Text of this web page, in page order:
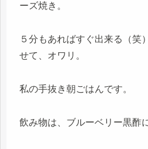
ーズ焼き。
５分もあればすぐ出来る（笑
せて、オワリ。
私の手抜き朝ごはんです。
飲み物は、ブルーベリー黒酢